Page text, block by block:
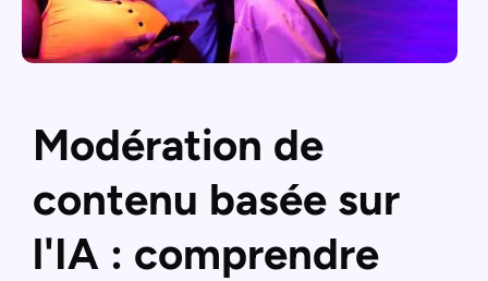
Modération de
contenu basée sur
l'IA : comprendre